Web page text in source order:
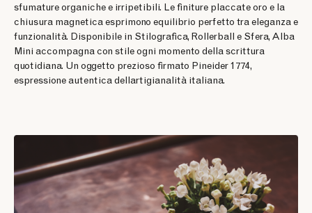
sfumature organiche e irripetibili. Le finiture placcate oro e la
chiusura magnetica esprimono equilibrio perfetto tra eleganza e
funzionalità. Disponibile in Stilografica, Rollerball e Sfera, Alba
Mini accompagna con stile ogni momento della scrittura
quotidiana. Un oggetto prezioso firmato Pineider 1774,
espressione autentica dellartigianalità italiana.